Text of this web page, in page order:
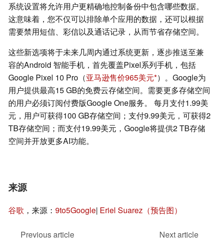
系统设置将允许用户更精确地控制备份中包含哪些数据。
这意味着，您不仅可以排除单个应用的数据，还可以根据
需要禁用短信、彩信以及通话记录，从而节省存储空间。
这些新选项将于未来几周内通过系统更新，逐步推送至兼
容的Android 智能手机，首先覆盖Pixel系列手机，包括
Google Pixel 10 Pro（亚马逊售价965美元 ）。Google为
用户提供最高15 GB的免费云存储空间。需要更多存储空间
的用户必须订阅付费版Google One服务。 每月支付1.99美
元，用户可获得100 GB存储空间；支付9.99美元，可获得2
TB存储空间；而支付19.99美元，Google将提供2 TB存储
空间并开放更多AI功能。
来源
谷歌 ，来源： 9to5Google| Eriel Suarez（预告图）
Previous article
Next article